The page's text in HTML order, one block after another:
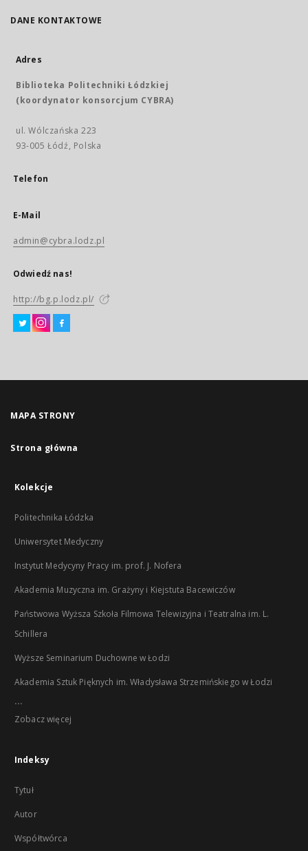
DANE KONTAKTOWE
Adres
Biblioteka Politechniki Łódzkiej
(koordynator konsorcjum CYBRA)
ul. Wólczańska 223
93-005 Łódź, Polska
Telefon
E-Mail
admin@cybra.lodz.pl
Odwiedź nas!
http://bg.p.lodz.pl/
MAPA STRONY
Strona główna
Kolekcje
Politechnika Łódzka
Uniwersytet Medyczny
Instytut Medycyny Pracy im. prof. J. Nofera
Akademia Muzyczna im. Grażyny i Kiejstuta Bacewiczów
Państwowa Wyższa Szkoła Filmowa Telewizyjna i Teatralna im. L.
Schillera
Wyższe Seminarium Duchowne w Łodzi
Akademia Sztuk Pięknych im. Władysława Strzemińskiego w Łodzi
...
Zobacz więcej
Indeksy
Tytuł
Autor
Współtwórca